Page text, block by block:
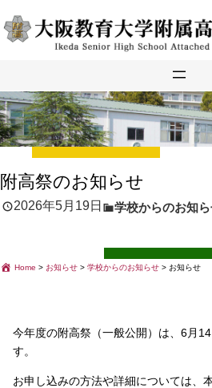
を
附高祭のお知らせ
2026年5月19日 学校からのお知
Home > お知らせ > 学校からのお知らせ > お知らせ
今年度の附高祭（一般公開）は、6月
す。
お申し込みの方法や詳細については、